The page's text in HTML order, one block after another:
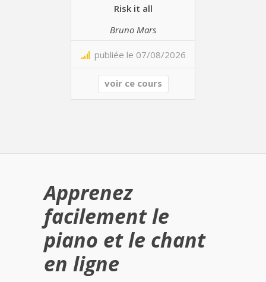
Risk it all
Bruno Mars
publiée le 07/08/2026
voir ce cours
Apprenez
facilement le
piano et le chant
en ligne